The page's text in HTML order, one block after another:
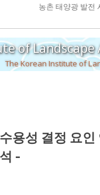
농촌 태양광 발전
of
The Korean Institute of
용성 결정 요인
-